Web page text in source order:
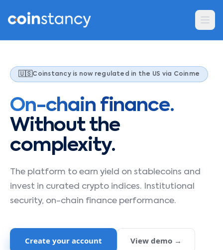
🇺🇸Coinstancy is now regulated in the US via Coinme
On-chain finance.
Without the
complexity.
The platform to earn yield on stablecoins and
invest in curated crypto indices. Institutional
security, on-chain finance performance.
Create your account View demo →